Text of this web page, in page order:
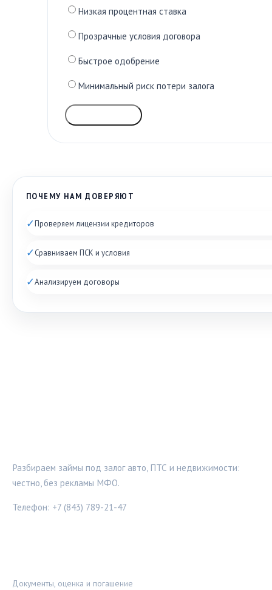
Низкая процентная ставка
Прозрачные условия договора
Быстрое одобрение
Минимальный риск потери залога
ПОЧЕМУ НАМ ДОВЕРЯЮТ
✓Проверяем лицензии кредиторов
✓Сравниваем ПСК и условия
✓Анализируем договоры
Разбираем займы под залог авто, ПТС и недвижимости:
честно, без рекламы МФО.
Телефон: +7 (843) 789-21-47
Документы, оценка и погашение